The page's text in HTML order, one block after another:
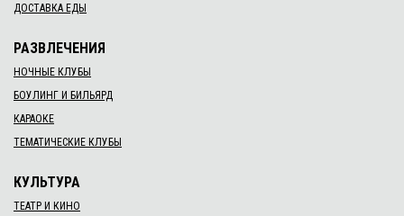
ДОСТАВКА ЕДЫ
РАЗВЛЕЧЕНИЯ
НОЧНЫЕ КЛУБЫ
БОУЛИНГ И БИЛЬЯРД
КАРАОКЕ
ТЕМАТИЧЕСКИЕ КЛУБЫ
КУЛЬТУРА
ТЕАТР И КИНО